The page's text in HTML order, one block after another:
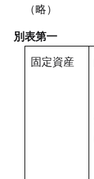
（略）
別表第一
固定資産